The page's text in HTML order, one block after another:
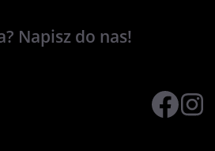
Napisz do nas!